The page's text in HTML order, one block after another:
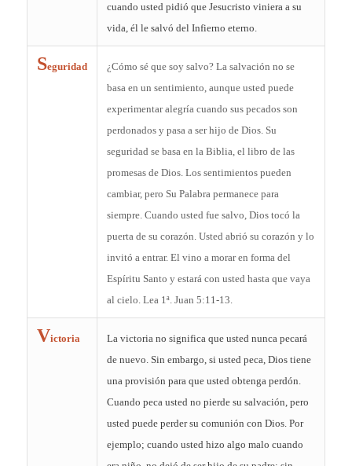
cuando usted pidió que Jesucristo viniera a su
vida, él le salvó del Infierno eterno.
Seguridad
¿Cómo sé que soy salvo? La salvación no se
basa en un sentimiento, aunque usted puede
experimentar alegría cuando sus pecados son
perdonados y pasa a ser hijo de Dios. Su
seguridad se basa en la Biblia, el libro de las
promesas de Dios. Los sentimientos pueden
cambiar, pero Su Palabra permanece para
siempre. Cuando usted fue salvo, Dios tocó la
puerta de su corazón. Usted abrió su corazón y lo
invitó a entrar. El vino a morar en forma del
Espíritu Santo y estará con usted hasta que vaya
al cielo. Lea 1ª. Juan 5:11-13.
Victoria
La victoria no significa que usted nunca pecará
de nuevo. Sin embargo, si usted peca, Dios tiene
una provisión para que usted obtenga perdón.
Cuando peca usted no pierde su salvación, pero
usted puede perder su comunión con Dios. Por
ejemplo; cuando usted hizo algo malo cuando